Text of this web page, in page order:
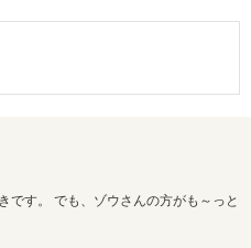
です。 でも、ゾウさんの方がも～っと